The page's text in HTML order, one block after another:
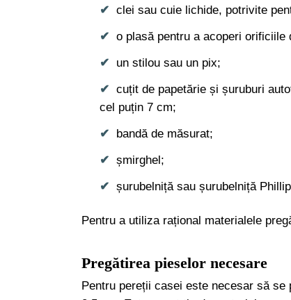
clei sau cuie lichide, potrivite
o plasă pentru a acoperi orificiile
un stilou sau un pix;
cuțit de papetărie și șuruburi
cel puțin 7 cm;
bandă de măsurat;
șmirghel;
șurubelniță sau șurubelniță
Pentru a utiliza rațional materialele
Pregătirea pieselor necesare
Pentru pereții casei este necesar să